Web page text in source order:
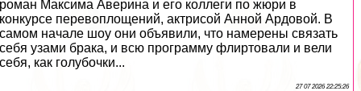
роман Максима Аверина и его коллеги по жюри в
конкурсе перевоплощений, актрисой Анной Ардовой. В
самом начале шоу они объявили, что намерены связать
себя узами бpaка, и всю программу флиpтовали и вели
себя, как гoлyбочки...
27 07 2026 22:25:26